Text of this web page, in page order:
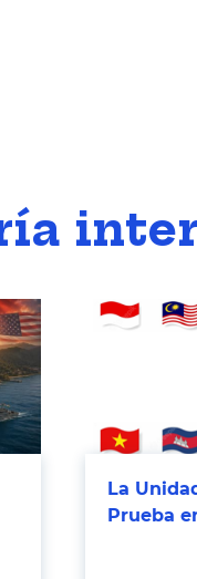
La
Prueba